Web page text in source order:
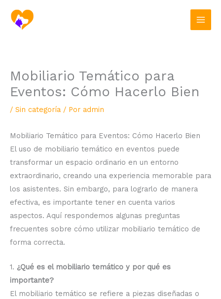
contenido
Mobiliario Temático para
Eventos: Cómo Hacerlo Bien
/ Sin categoría / Por admin
Mobiliario Temático para Eventos: Cómo Hacerlo Bien
El uso de mobiliario temático en eventos puede
transformar un espacio ordinario en un entorno
extraordinario, creando una experiencia memorable para
los asistentes. Sin embargo, para lograrlo de manera
efectiva, es importante tener en cuenta varios
aspectos. Aquí respondemos algunas preguntas
frecuentes sobre cómo utilizar mobiliario temático de
forma correcta.
1. ¿Qué es el mobiliario temático y por qué es
importante?
El mobiliario temático se refiere a piezas diseñadas o